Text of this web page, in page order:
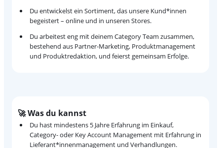
Du entwickelst ein Sortiment, das unsere Kund*innen
begeistert – online und in unseren Stores.
Du arbeitest eng mit deinem Category Team zusammen,
bestehend aus Partner-Marketing, Produktmanagement
und Produktredaktion, und feierst gemeinsam Erfolge.
🚀 Was du kannst
Du hast mindestens 5 Jahre Erfahrung im Einkauf,
Category- oder Key Account Management mit Erfahrung in
Lieferant*innenmanagement und Verhandlungen.